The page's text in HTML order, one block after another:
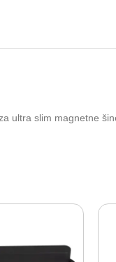
ultra slim magnetne